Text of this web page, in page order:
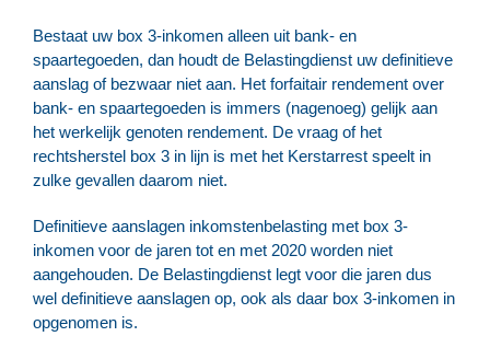
Bestaat uw box 3-inkomen alleen uit bank- en
spaartegoeden, dan houdt de Belastingdienst uw definitieve
aanslag of bezwaar niet aan. Het forfaitair rendement over
bank- en spaartegoeden is immers (nagenoeg) gelijk aan
het werkelijk genoten rendement. De vraag of het
rechtsherstel box 3 in lijn is met het Kerstarrest speelt in
zulke gevallen daarom niet.
Definitieve aanslagen inkomstenbelasting met box 3-
inkomen voor de jaren tot en met 2020 worden niet
aangehouden. De Belastingdienst legt voor die jaren dus
wel definitieve aanslagen op, ook als daar box 3-inkomen in
opgenomen is.